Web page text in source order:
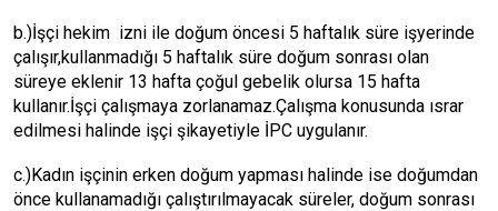
b.)İşçi hekim izni ile doğum öncesi 5 haftalık süre işyerinde
çalışır,kullanmadığı 5 haftalık süre doğum sonrası olan
süreye eklenir 13 hafta çoğul gebelik olursa 15 hafta
kullanır.İşçi çalışmaya zorlanamaz.Çalışma konusunda ısrar
edilmesi halinde işçi şikayetiyle İPC uygulanır.
c.)Kadın işçinin erken doğum yapması halinde ise doğumdan
önce kullanamadığı çalıştırılmayacak süreler, doğum sonrası